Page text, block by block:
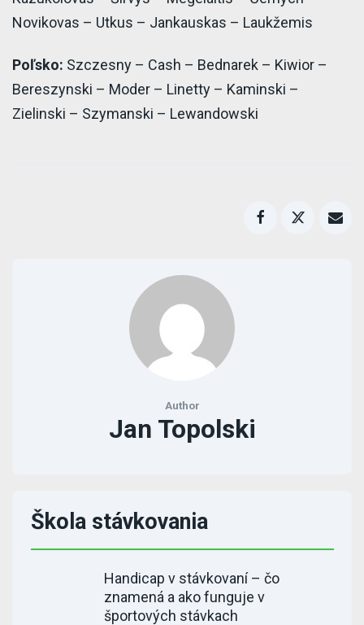
Novikovas – Utkus – Jankauskas – Laukžemis
Poľsko: Szczesny – Cash – Bednarek – Kiwior –
Bereszynski – Moder – Linetty – Kaminski –
Zielinski – Szymanski – Lewandowski
Author
Jan Topolski
Škola stávkovania
Handicap v stávkovaní – čo
znamená a ako funguje v
športových stávkach